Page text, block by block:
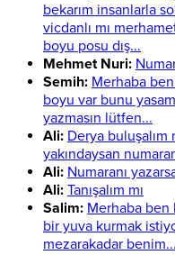
bekarım insanlarla
vicdanlı mı
boyu posu dış...
Mehmet Nuri:
Semih: Merhaba
boyu var bunu
yazmasın lütfen...
Ali: Derya
yakındaysan
Ali: Numaranı
Ali: Tanışalım mı
Salim: Merhaba ben
bir yuva kurmak
mezarakadar benim...